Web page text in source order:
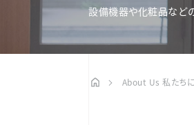
設備機器や化粧品など
About Us 私たち